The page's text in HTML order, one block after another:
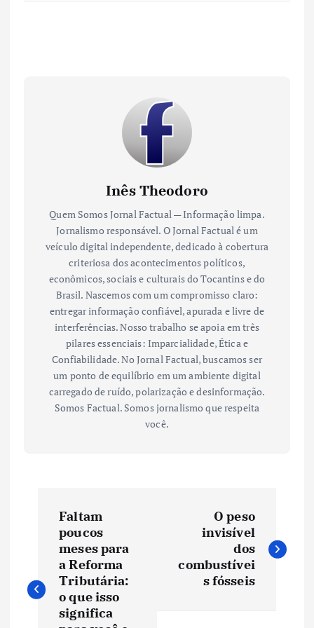
Inês Theodoro
Quem Somos Jornal Factual — Informação limpa.
Jornalismo responsável. O Jornal Factual é um
veículo digital independente, dedicado à cobertura
criteriosa dos acontecimentos políticos,
econômicos, sociais e culturais do Tocantins e do
Brasil. Nascemos com um compromisso claro:
entregar informação confiável, apurada e livre de
interferências. Nosso trabalho se apoia em três
pilares essenciais: Imparcialidade, Ética e
Confiabilidade. No Jornal Factual, buscamos ser
um ponto de equilíbrio em um ambiente digital
carregado de ruído, polarização e desinformação.
Somos Factual. Somos jornalismo que respeita
você.
v
e
Faltam
poucos
meses para
a Reforma
Tributária:
o que isso
significa
O peso
invisível
dos
combustívei
s fósseis